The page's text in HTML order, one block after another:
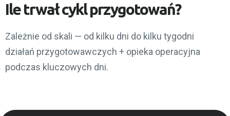
Ile trwał cykl przygotowań?
Zależnie od skali — od kilku dni do kilku tygodni
działań przygotowawczych + opieka operacyjna
podczas kluczowych dni.